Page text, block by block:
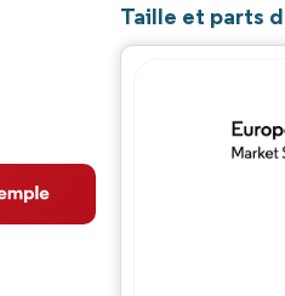
Taille et parts